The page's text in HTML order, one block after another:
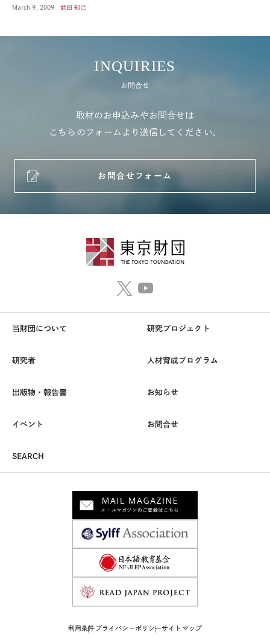
March 9, 2009 武田 知己
INQUIRIES
お問合せ
取材のお申込みやお問合せは
こちらのフォームより送信してください。
お問合せフォーム
当財団について 研究プロジェクト
研究者 人材育成プログラム
出版物・報告書 お知らせ
イベント お問合せ
SEARCH
利用条件プライバシーポリシーサイトマップ